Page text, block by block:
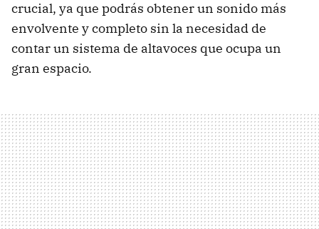
crucial, ya que podrás obtener un sonido más
envolvente y completo sin la necesidad de
contar un sistema de altavoces que ocupa un
gran espacio.